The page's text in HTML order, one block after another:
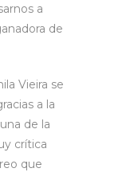
a
de
Vieira se
a la
de la
crítica
que